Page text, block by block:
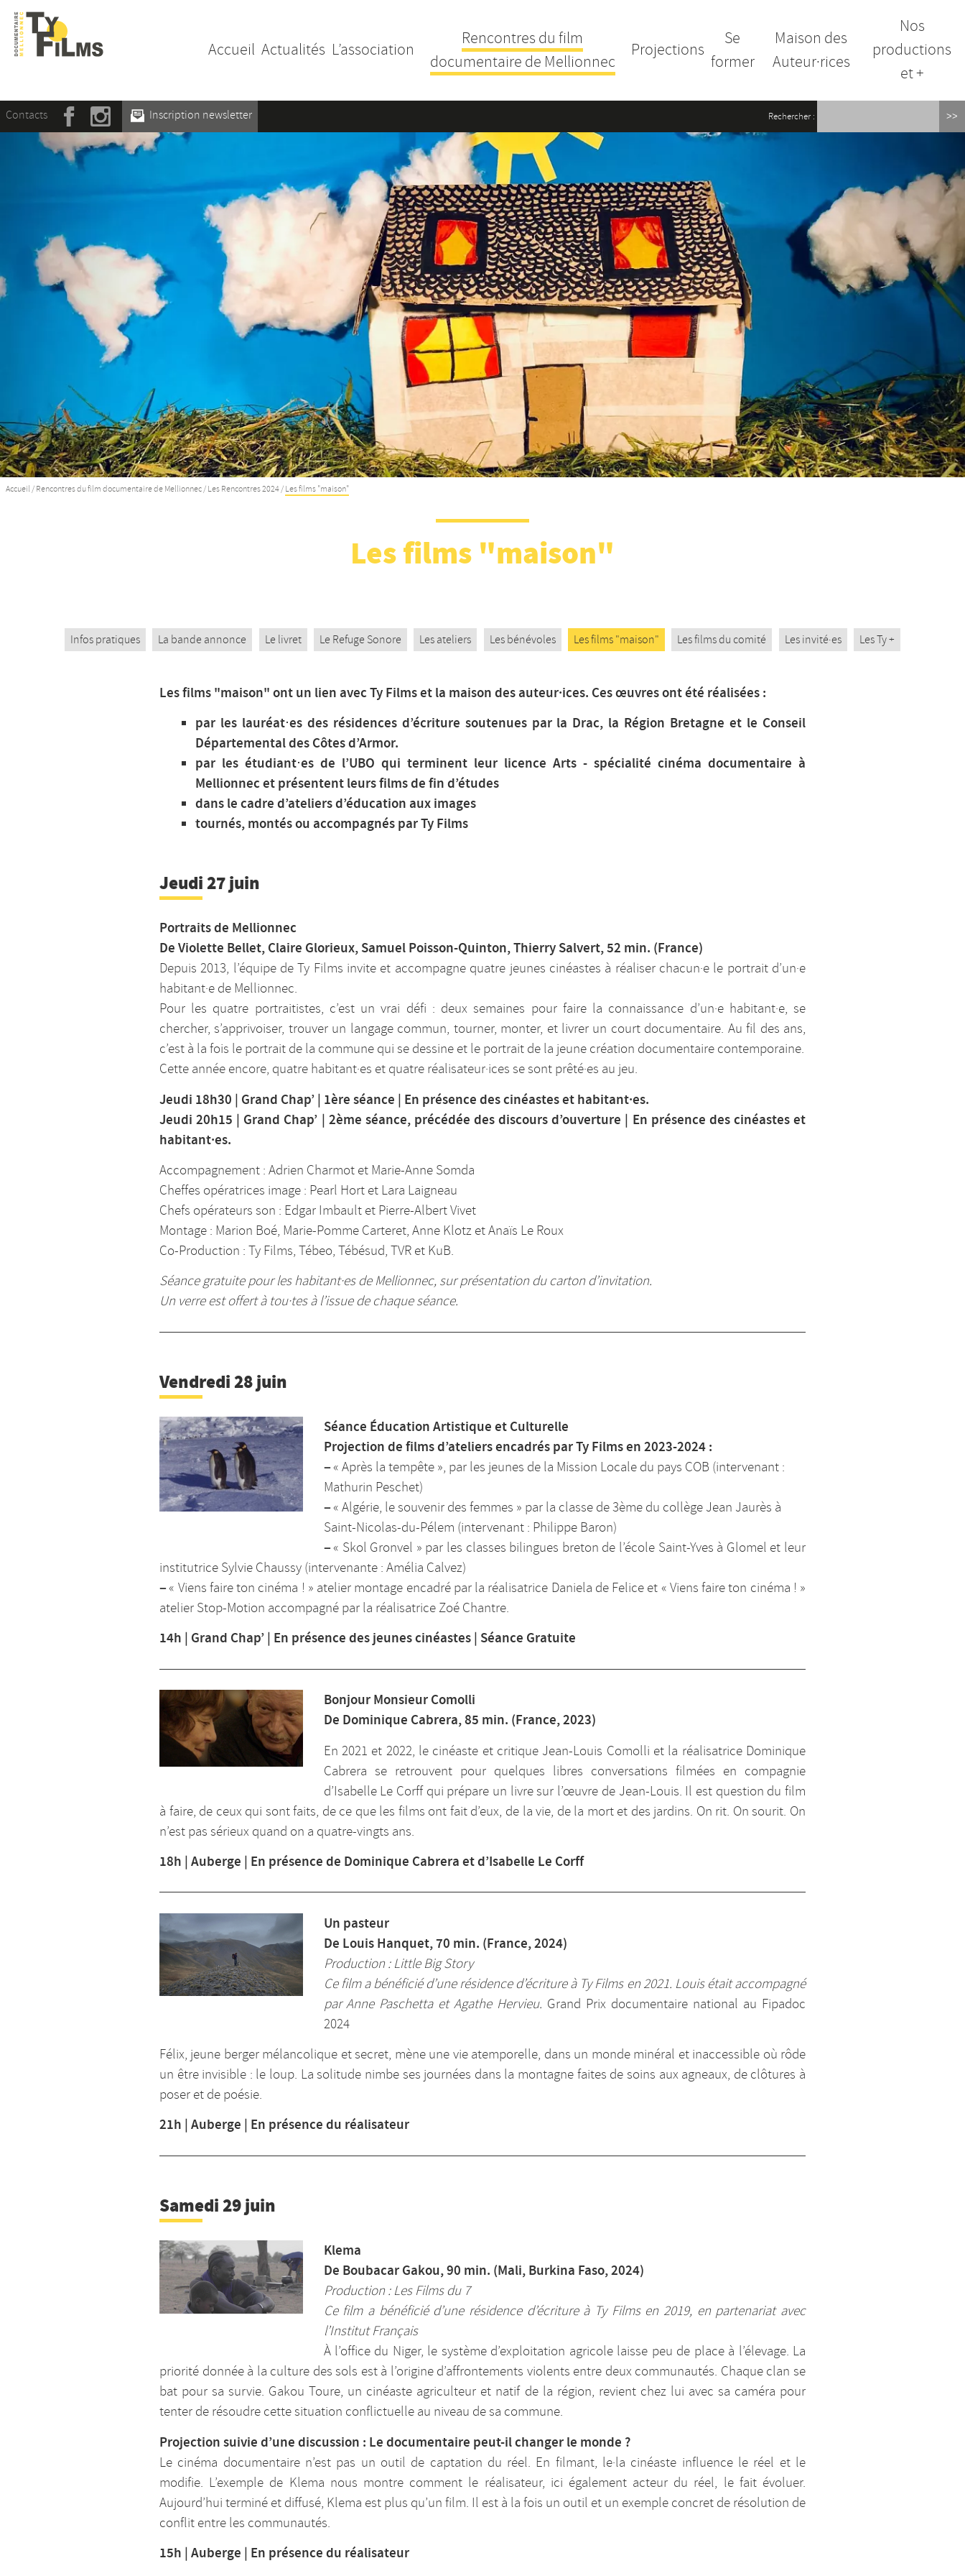
Accueil Actualités L’association
Rencontres du film
documentaire de Mellionnec
Projections
Se
former
Maison des
Auteur·rices
Nos
productions
et +
Contacts Inscription newsletter Rechercher :
Accueil / Rencontres du film documentaire de Mellionnec / Les Rencontres 2024 / Les films "maison"
Les films "maison"
Infos pratiques La bande annonce Le livret Le Refuge Sonore Les ateliers Les bénévoles Les films "maison" Les films du comité Les invité·es Les Ty +
Les films "maison" ont un lien avec Ty Films et la maison des auteur·ices. Ces œuvres ont été réalisées :
par les lauréat⋅es des résidences d’écriture soutenues par la Drac, la Région Bretagne et le Conseil
Départemental des Côtes d’Armor.
par les étudiant⋅es de l’UBO qui terminent leur licence Arts - spécialité cinéma documentaire à
Mellionnec et présentent leurs films de fin d’études
dans le cadre d’ateliers d’éducation aux images
tournés, montés ou accompagnés par Ty Films
Jeudi 27 juin
Portraits de Mellionnec
De Violette Bellet, Claire Glorieux, Samuel Poisson-Quinton, Thierry Salvert, 52 min. (France)
Depuis 2013, l’équipe de Ty Films invite et accompagne quatre jeunes cinéastes à réaliser chacun·e le portrait d’un·e
habitant·e de Mellionnec.
Pour les quatre portraitistes, c’est un vrai défi : deux semaines pour faire la connaissance d’un·e habitant·e, se
chercher, s’apprivoiser, trouver un langage commun, tourner, monter, et livrer un court documentaire. Au fil des ans,
c’est à la fois le portrait de la commune qui se dessine et le portrait de la jeune création documentaire contemporaine.
Cette année encore, quatre habitant·es et quatre réalisateur·ices se sont prêté·es au jeu.
Jeudi 18h30 | Grand Chap’ | 1ère séance | En présence des cinéastes et habitant·es.
Jeudi 20h15 | Grand Chap’ | 2ème séance, précédée des discours d’ouverture | En présence des cinéastes et
habitant·es.
Accompagnement : Adrien Charmot et Marie-Anne Somda
Cheffes opératrices image : Pearl Hort et Lara Laigneau
Chefs opérateurs son : Edgar Imbault et Pierre-Albert Vivet
Montage : Marion Boé, Marie-Pomme Carteret, Anne Klotz et Anaïs Le Roux
Co-Production : Ty Films, Tébeo, Tébésud, TVR et KuB.
Séance gratuite pour les habitant·es de Mellionnec, sur présentation du carton d’invitation.
Un verre est offert à tou·tes à l’issue de chaque séance.
Vendredi 28 juin
Séance Éducation Artistique et Culturelle
Projection de films d’ateliers encadrés par Ty Films en 2023-2024 :
–« Après la tempête », par les jeunes de la Mission Locale du pays COB (intervenant :
Mathurin Peschet)
–« Algérie, le souvenir des femmes » par la classe de 3ème du collège Jean Jaurès à
Saint-Nicolas-du-Pélem (intervenant : Philippe Baron)
–« Skol Gronvel » par les classes bilingues breton de l’école Saint-Yves à Glomel et leur
institutrice Sylvie Chaussy (intervenante : Amélia Calvez)
–« Viens faire ton cinéma ! » atelier montage encadré par la réalisatrice Daniela de Felice et « Viens faire ton cinéma ! »
atelier Stop-Motion accompagné par la réalisatrice Zoé Chantre.
14h | Grand Chap’ | En présence des jeunes cinéastes | Séance Gratuite
Bonjour Monsieur Comolli
De Dominique Cabrera, 85 min. (France, 2023)
En 2021 et 2022, le cinéaste et critique Jean-Louis Comolli et la réalisatrice Dominique
Cabrera se retrouvent pour quelques libres conversations filmées en compagnie
d’Isabelle Le Corff qui prépare un livre sur l’œuvre de Jean-Louis. Il est question du film
à faire, de ceux qui sont faits, de ce que les films ont fait d’eux, de la vie, de la mort et des jardins. On rit. On sourit. On
n’est pas sérieux quand on a quatre-vingts ans.
18h | Auberge | En présence de Dominique Cabrera et d’Isabelle Le Corff
Un pasteur
De Louis Hanquet, 70 min. (France, 2024)
Production : Little Big Story
Ce film a bénéficié d’une résidence d’écriture à Ty Films en 2021. Louis était accompagné
par Anne Paschetta et Agathe Hervieu. Grand Prix documentaire national au Fipadoc
2024
Félix, jeune berger mélancolique et secret, mène une vie atemporelle, dans un monde minéral et inaccessible où rôde
un être invisible : le loup. La solitude nimbe ses journées dans la montagne faites de soins aux agneaux, de clôtures à
poser et de poésie.
21h | Auberge | En présence du réalisateur
Samedi 29 juin
Klema
De Boubacar Gakou, 90 min. (Mali, Burkina Faso, 2024)
Production : Les Films du 7
Ce film a bénéficié d’une résidence d’écriture à Ty Films en 2019, en partenariat avec
l’Institut Français
À l’office du Niger, le système d’exploitation agricole laisse peu de place à l’élevage. La
priorité donnée à la culture des sols est à l’origine d’affrontements violents entre deux communautés. Chaque clan se
bat pour sa survie. Gakou Toure, un cinéaste agriculteur et natif de la région, revient chez lui avec sa caméra pour
tenter de résoudre cette situation conflictuelle au niveau de sa commune.
Projection suivie d’une discussion : Le documentaire peut-il changer le monde ?
Le cinéma documentaire n’est pas un outil de captation du réel. En filmant, le·la cinéaste influence le réel et le
modifie. L’exemple de Klema nous montre comment le réalisateur, ici également acteur du réel, le fait évoluer.
Aujourd’hui terminé et diffusé, Klema est plus qu’un film. Il est à la fois un outil et un exemple concret de résolution de
conflit entre les communautés.
15h | Auberge | En présence du réalisateur